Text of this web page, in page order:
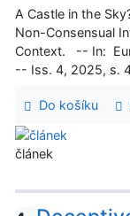
A Castle in the
Non-Consensual
Context. -- In:
-- Iss. 4, 2025, s.
Do košíku
článek